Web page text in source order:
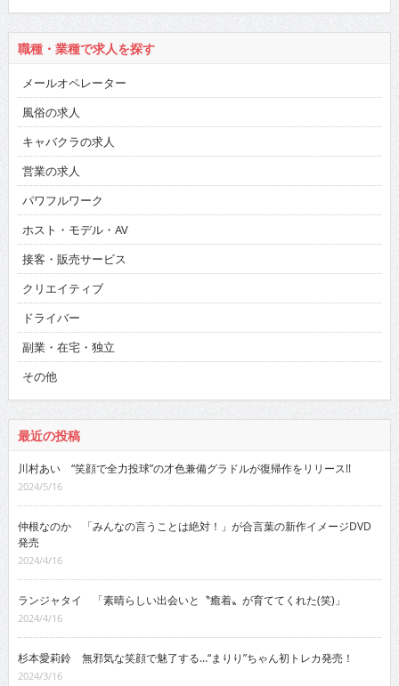
職種・業種で求人を探す
メールオペレーター
風俗の求人
キャバクラの求人
営業の求人
パワフルワーク
ホスト・モデル・AV
接客・販売サービス
クリエイティブ
ドライバー
副業・在宅・独立
その他
最近の投稿
川村あい “笑顔で全力投球”の才色兼備グラドルが復帰作をリリース!!
2024/5/16
仲根なのか 「みんなの言うことは絶対！」が合言葉の新作イメージDVD
発売
2024/4/16
ランジャタイ 「素晴らしい出会いと〝癒着〟が育ててくれた(笑)」
2024/4/16
杉本愛莉鈴 無邪気な笑顔で魅了する…“まりり”ちゃん初トレカ発売！
2024/3/16